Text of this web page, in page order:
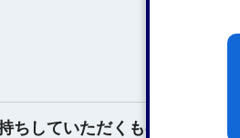
ちしていただくもの